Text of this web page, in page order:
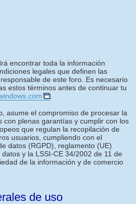
encontrar toda la información
legales que definen las
de este foro. Es necesario
estos términos antes de continuar tu
asume el compromiso de procesar la
con plenas garantías y cumplir con los
que regulan la recopilación de
usuarios, cumpliendo con el
datos (RGPD), reglamento (UE)
y la LSSI-CE 34/2002 de 11 de
de la información y de comercio
de uso